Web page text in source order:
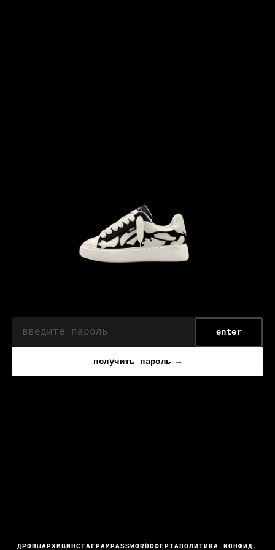
enter
получить пароль →
ДРОПЫАРХИВИНСТАГРАМPASSWORDОФЕРТАПОЛИТИКА КОНФИД.